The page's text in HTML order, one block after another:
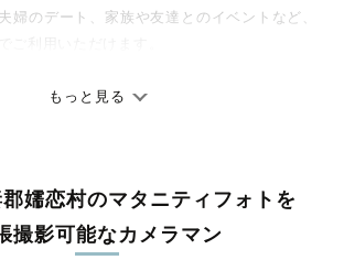
婦のデート、家族や友達とのイベントなど、
を大切に、何十年経っても見返したくなるよ
一律。わかりやすく安心の価格設定です。オ
正な審査に合格し、撮影技術やホスピタリテ
のカメラマンが全国47都道府県に在籍してい
もっと見る
嬬恋村のマタニティフォトを
撮影可能なカメラマン